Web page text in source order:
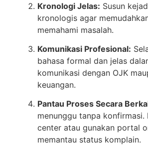
Kronologi Jelas: Susun
kronologis agar
memahami masalah.
Komunikasi Profesional:
bahasa formal dan jelas
komunikasi dengan OJK
keuangan.
Pantau Proses Secara
menunggu tanpa konfirmasi.
center atau gunakan portal
memantau status komplain.